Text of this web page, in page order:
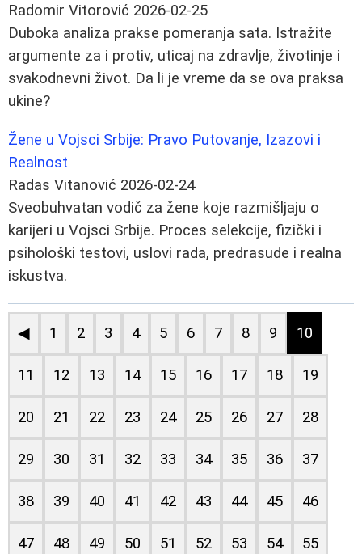
Radomir Vitorović 2026-02-25
Duboka analiza prakse pomeranja sata. Istražite
argumente za i protiv, uticaj na zdravlje, životinje i
svakodnevni život. Da li je vreme da se ova praksa
ukine?
Žene u Vojsci Srbije: Pravo Putovanje, Izazovi i
Realnost
Radas Vitanović 2026-02-24
Sveobuhvatan vodič za žene koje razmišljaju o
karijeri u Vojsci Srbije. Proces selekcije, fizički i
psihološki testovi, uslovi rada, predrasude i realna
iskustva.
◀ 1 2 3 4 5 6 7 8 9 10
11 12 13 14 15 16 17 18 19
20 21 22 23 24 25 26 27 28
29 30 31 32 33 34 35 36 37
38 39 40 41 42 43 44 45 46
47 48 49 50 51 52 53 54 55